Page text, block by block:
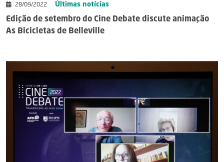
28/09/2022 Últimas notícias
Edição de setembro do Cine Debate discute animação
As Bicicletas de Belleville